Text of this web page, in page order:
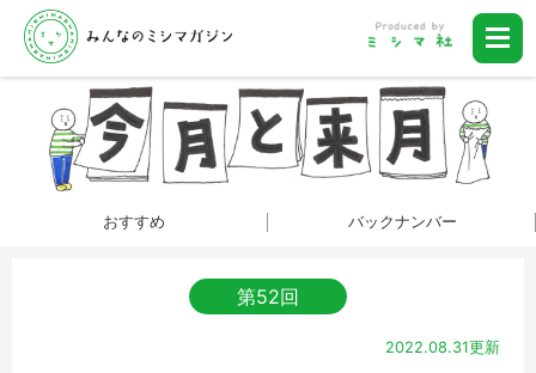
おすすめ バックナンバー
第52回
2022.08.31更新